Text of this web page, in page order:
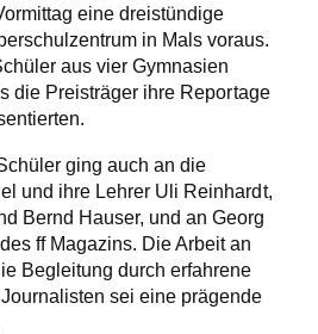
eine dreistündige
in Mals voraus.
aus vier Gymnasien
die Preisträger ihre Reportage
ging auch an die
und ihre Lehrer Uli Reinhardt,
Bernd Hauser, und an Georg
ff Magazins. Die Arbeit an
Begleitung durch erfahrene
sei eine prägende